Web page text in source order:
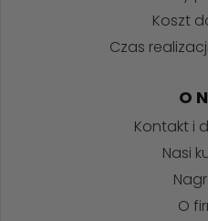
Koszt
Czas
O
Kontakt i
Nasi
O